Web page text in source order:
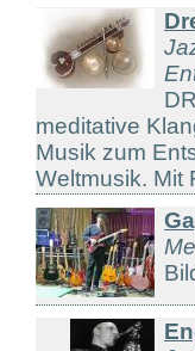
meditative
Musik zum
Weltmusik. Mit